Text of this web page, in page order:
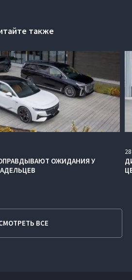
также
ОЖИДАНИЯ У
28
ВСЕ